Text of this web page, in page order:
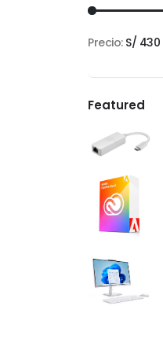
mínimo
máximo
Precio: S/ 430
Featured